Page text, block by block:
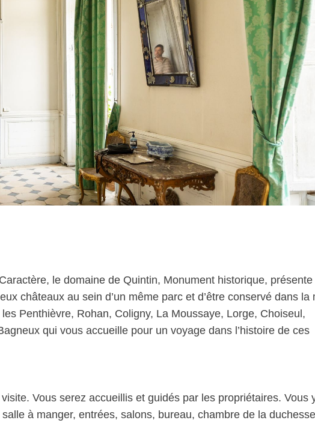
le domaine de Quintin, Monument historique, présente
châteaux au sein d’un même parc et d’être conservé dans la
Penthièvre, Rohan, Coligny, La Moussaye, Lorge, Choiseul,
qui vous accueille pour un voyage dans l’histoire de ces
Vous serez accueillis et guidés par les propriétaires. Vous
à manger, entrées, salons, bureau, chambre de la